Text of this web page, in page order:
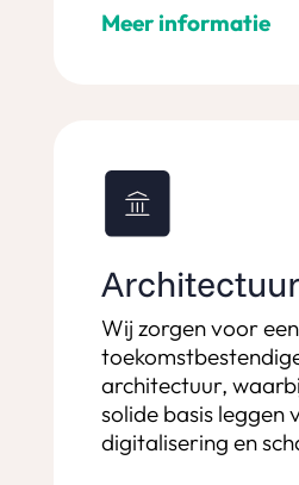
Meer informatie
Wij zorgen voor een
architectuur,
solide basis leggen
digitalisering en